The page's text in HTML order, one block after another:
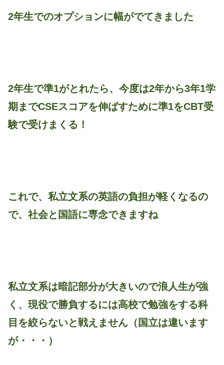
2年生でのオプションに幅がでてきました
2年生で準1がとれたら、今度は2年から3年1学
期までCSEスコアを伸ばすために準1をCBT受
験で受けまくる！
これで、私立文系の英語の負担が軽くなるの
で、社会と国語に専念できますね
私立文系は暗記部分が大きいので浪人生が強
く、現役で勝負するには高校で勉強をする科
目を絞らないと戦えません（国立は違います
が・・・）